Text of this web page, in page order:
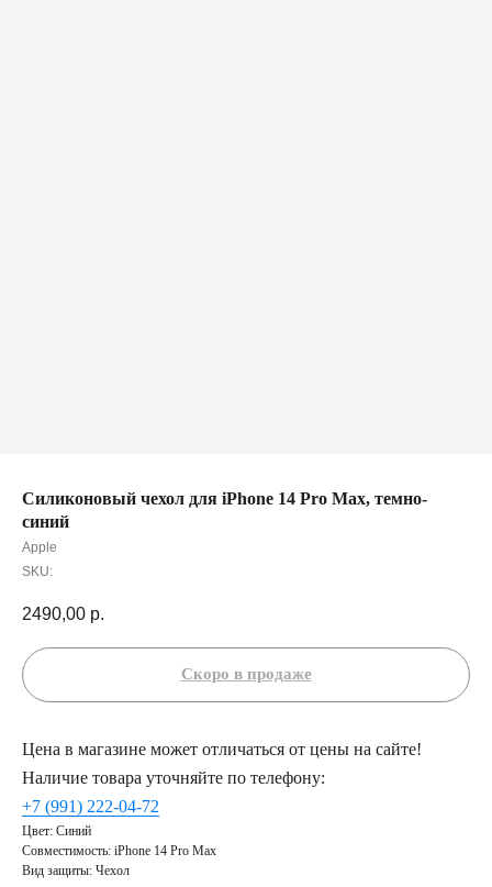
Силиконовый чехол для iPhone 14 Pro Max, темно-
синий
Apple
SKU:
2490,00 р.
Цена в магазине может отличаться от цены на сайте!
Наличие товара уточняйте по телефону:
+7 (991) 222-04-72
Цвет: Синий
Совместимость: iPhone 14 Pro Max
Вид защиты: Чехол